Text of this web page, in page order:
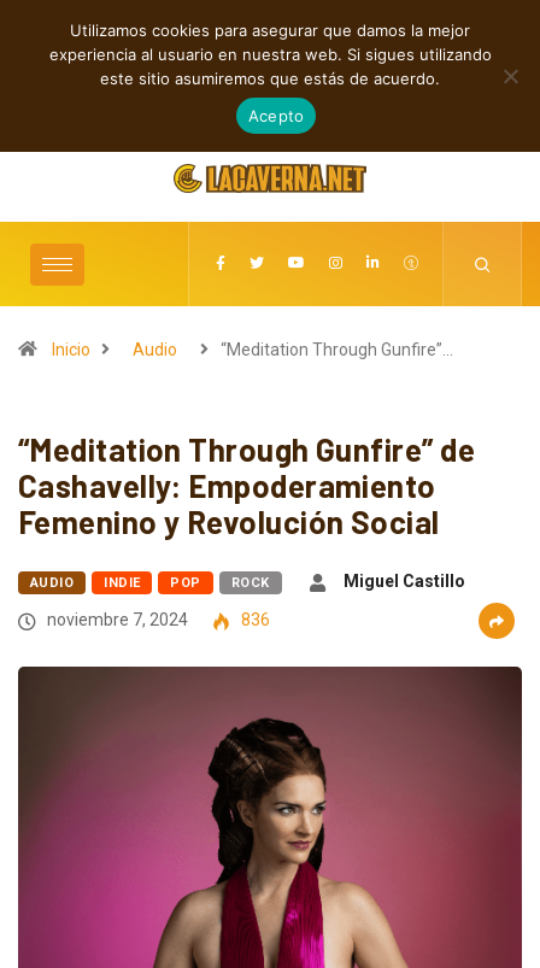
TENDENCIAS
Cuatro canciones independientes entre folk, rock y pop
agosto 8, 2026
Inicio Audio “Meditation Through Gunfire”…
“Meditation Through Gunfire” de
Cashavelly: Empoderamiento
Femenino y Revolución Social
AUDIO INDIE POP ROCK
Miguel Castillo
noviembre 7, 2024
836
Utilizamos cookies para asegurar que damos la mejor
experiencia al usuario en nuestra web. Si sigues utilizando
este sitio asumiremos que estás de acuerdo.
Acepto